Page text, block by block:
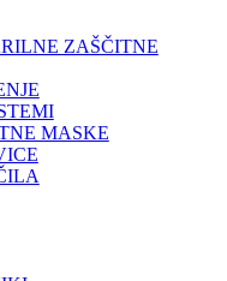
ZAŠČITNE
MASKE